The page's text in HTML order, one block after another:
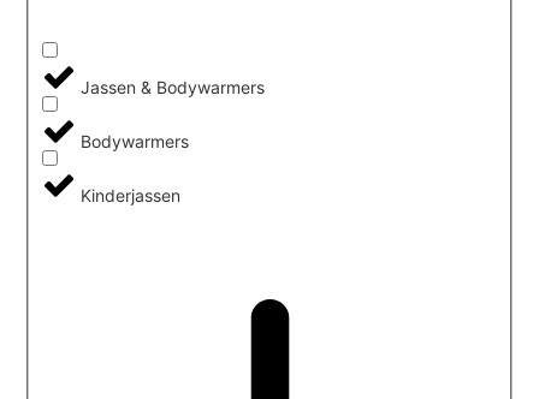
Jassen & Bodywarmers
Bodywarmers
Kinderjassen